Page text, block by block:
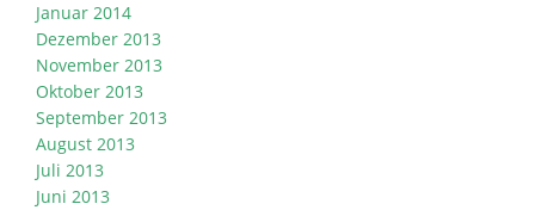
Januar 2014
Dezember 2013
November 2013
Oktober 2013
September 2013
August 2013
Juli 2013
Juni 2013